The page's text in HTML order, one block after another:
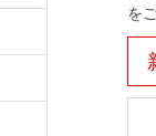
を